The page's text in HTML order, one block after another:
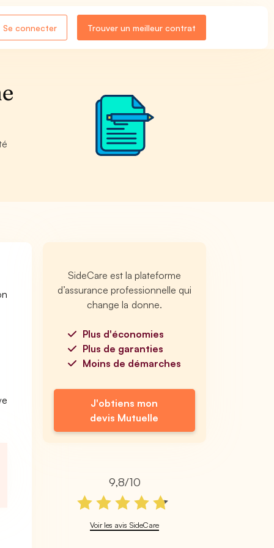
Se connecter Trouver un meilleur contrat
SideCare est la plateforme
d’assurance professionnelle qui
change la donne.
Plus d'économies
Plus de garanties
Moins de démarches
J'obtiens mon
devis Mutuelle
9,8/10
Voir les avis SideCare